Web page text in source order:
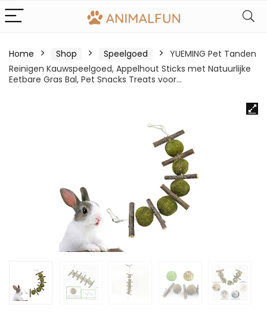
Home Shop Speelgoed
YUEMING Pet Tanden
Reinigen Kauwspeelgoed, Appelhout Sticks met Natuurlijke
Eetbare Gras Bal, Pet Snacks Treats voor…